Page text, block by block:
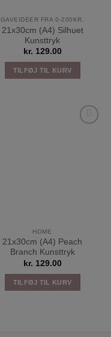
GAVEIDÉER FRA 0-200KR.
21x30cm (A4) Silhuet
Kunsttryk
kr. 129.00
TILFØJ TIL KURV
HOME
21x30cm (A4) Peach
Branch Kunsttryk
kr. 129.00
TILFØJ TIL KURV